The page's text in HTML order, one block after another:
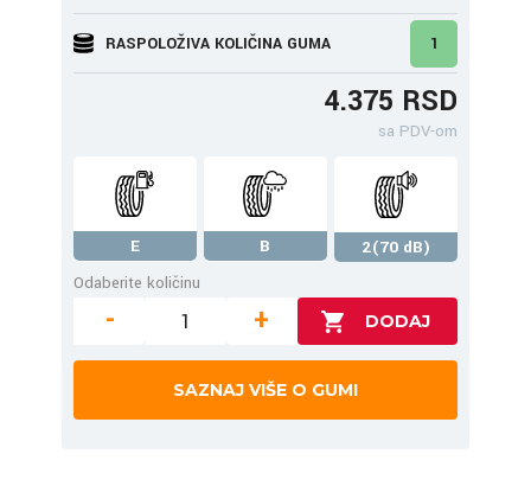
RASPOLOŽIVA KOLIČINA GUMA 1
4.375 RSD
sa PDV-om
E B
2(70 dB)
Odaberite količinu
- +
SAZNAJ VIŠE O GUMI